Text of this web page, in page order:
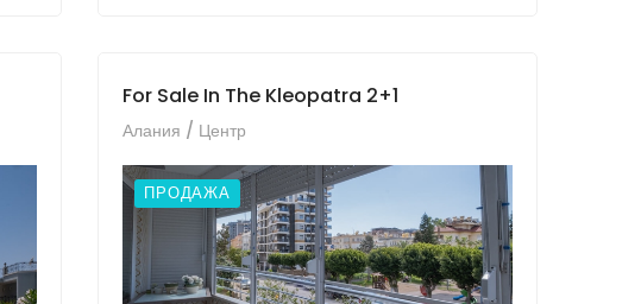
For Sale In The Kleopatra 2+1
Алания / Центр
ПРОДАЖА